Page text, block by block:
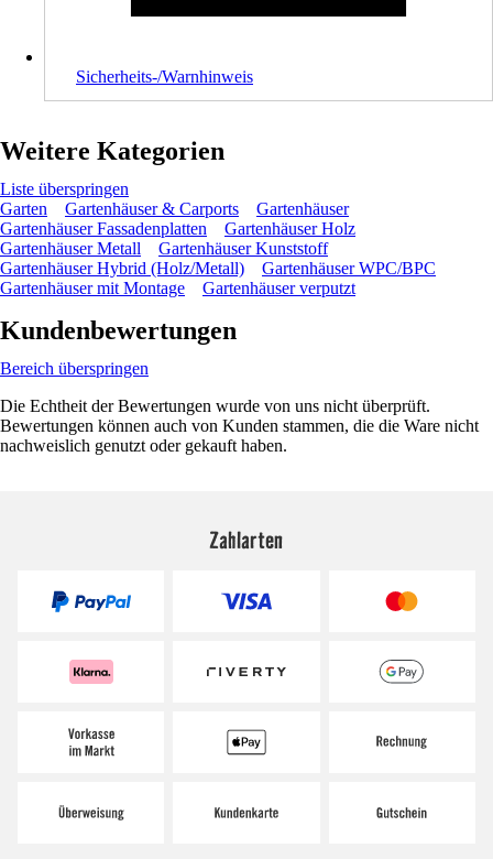
Sicherheits-/Warnhinweis
Weitere Kategorien
Liste überspringen
Garten
Gartenhäuser & Carports
Gartenhäuser
Gartenhäuser Fassadenplatten
Gartenhäuser Holz
Gartenhäuser Metall
Gartenhäuser Kunststoff
Gartenhäuser Hybrid (Holz/Metall)
Gartenhäuser WPC/BPC
Gartenhäuser mit Montage
Gartenhäuser verputzt
Kundenbewertungen
Bereich überspringen
Die Echtheit der Bewertungen wurde von uns nicht überprüft.
Bewertungen können auch von Kunden stammen, die die Ware nicht
nachweislich genutzt oder gekauft haben.
Zahlarten